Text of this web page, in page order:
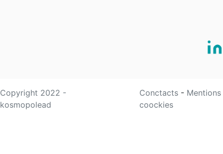
Copyright 2022 -
kosmopolead
Conctacts -
coockies